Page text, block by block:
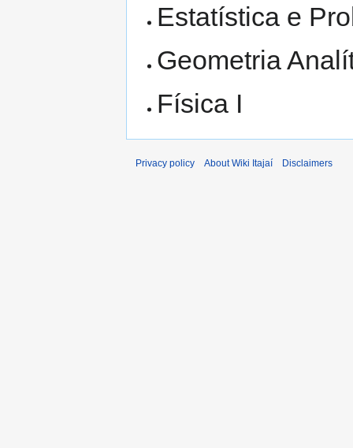
Estatística e
Geometria
Física I
Privacy policy About Wiki Itajaí Disclaimers